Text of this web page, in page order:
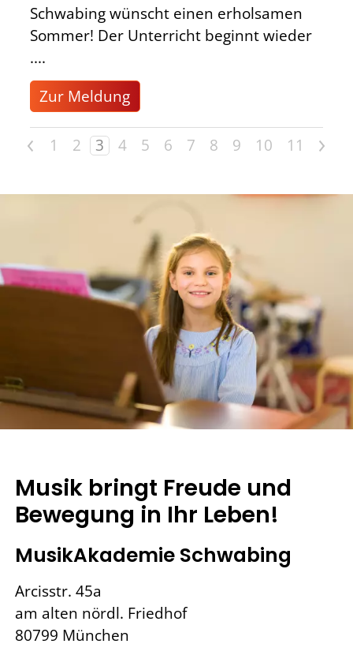
Schwabing wünscht einen erholsamen
Sommer! Der Unterricht beginnt wieder
....
Zur Meldung
< 1 2 3 4 5 6 7 8 9 10 11 >
Musik bringt Freude und
Bewegung in Ihr Leben!
MusikAkademie Schwabing
Arcisstr. 45a
am alten nördl. Friedhof
80799 München